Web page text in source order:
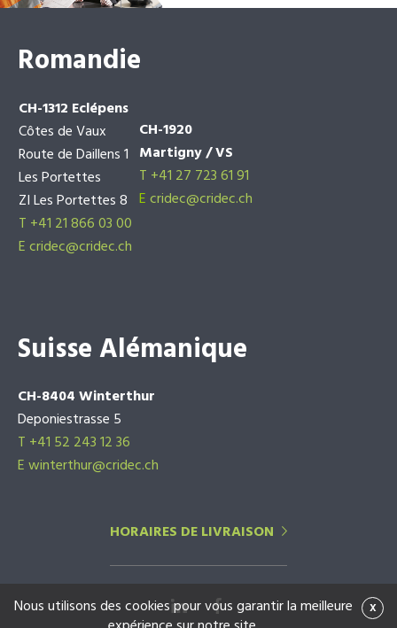
Romandie
CH-1312 Eclépens
Côtes de Vaux
Route de Daillens 1
Les Portettes
ZI Les Portettes 8
T +41 21 866 03 00
Ecridec@cridec.ch
CH-1920
Martigny / VS
T +41 27 723 61 91
Ecridec@cridec.ch
Suisse Alémanique
CH-8404 Winterthur
Deponiestrasse 5
T +41 52 243 12 36
E winterthur@cridec.ch
HORAIRES DE LIVRAISON
x
Nous utilisons des cookies pour vous garantir la meilleure